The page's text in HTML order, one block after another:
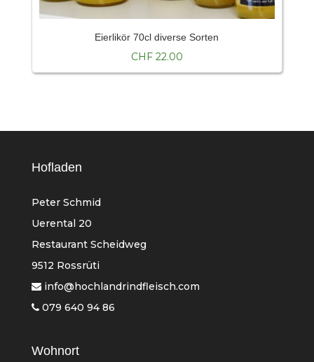
Eierlikör 70cl diverse Sorten
CHF 22.00
Hofladen
Peter Schmid
Uerental 20
Restaurant Scheidweg
9512 Rossrüti
info@hochlandrindfleisch.com
079 640 94 86
Wohnort